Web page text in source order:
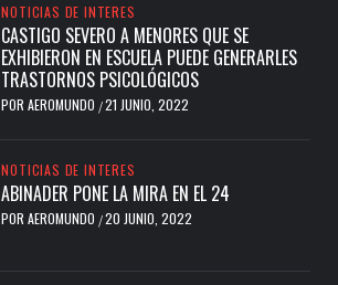
NOTICIAS DE INTERES
CASTIGO SEVERO A MENORES QUE SE
EXHIBIERON EN ESCUELA PUEDE GENERARLES
TRASTORNOS PSICOLÓGICOS
POR AEROMUNDO /21 JUNIO, 2022
NOTICIAS DE INTERES
ABINADER PONE LA MIRA EN EL 24
POR AEROMUNDO /20 JUNIO, 2022